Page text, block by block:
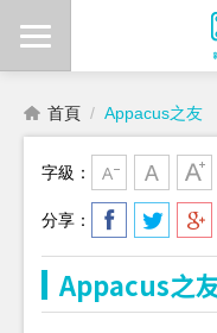
首頁 Appacus之友
字級：
分享：
Appacus之